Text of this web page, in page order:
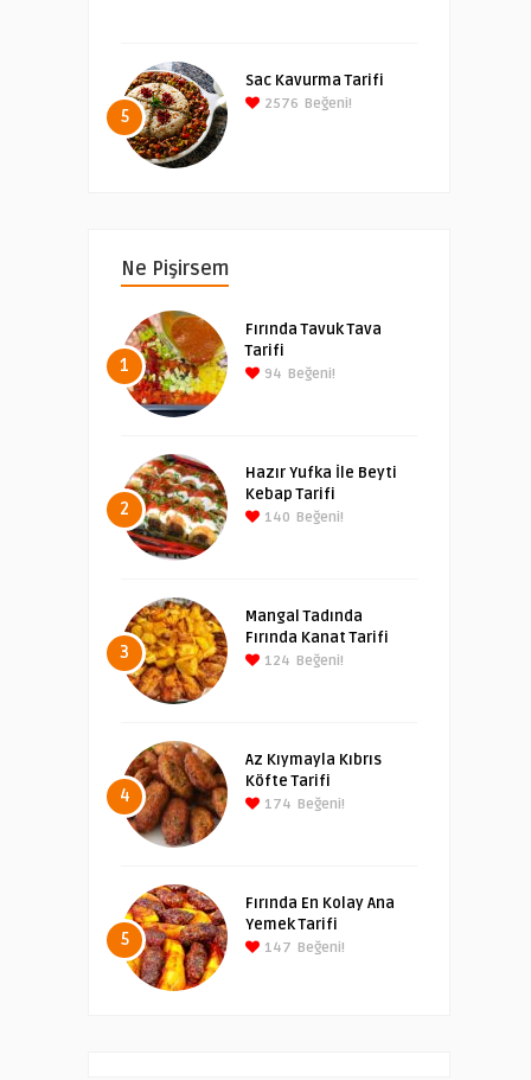
5
Sac Kavurma Tarifi
2576 Beğeni!
Ne Pişirsem
1
Fırında Tavuk Tava
Tarifi
94 Beğeni!
2
Hazır Yufka İle Beyti
Kebap Tarifi
140 Beğeni!
3
Mangal Tadında
Fırında Kanat Tarifi
124 Beğeni!
4
Az Kıymayla Kıbrıs
Köfte Tarifi
174 Beğeni!
5
Fırında En Kolay Ana
Yemek Tarifi
147 Beğeni!